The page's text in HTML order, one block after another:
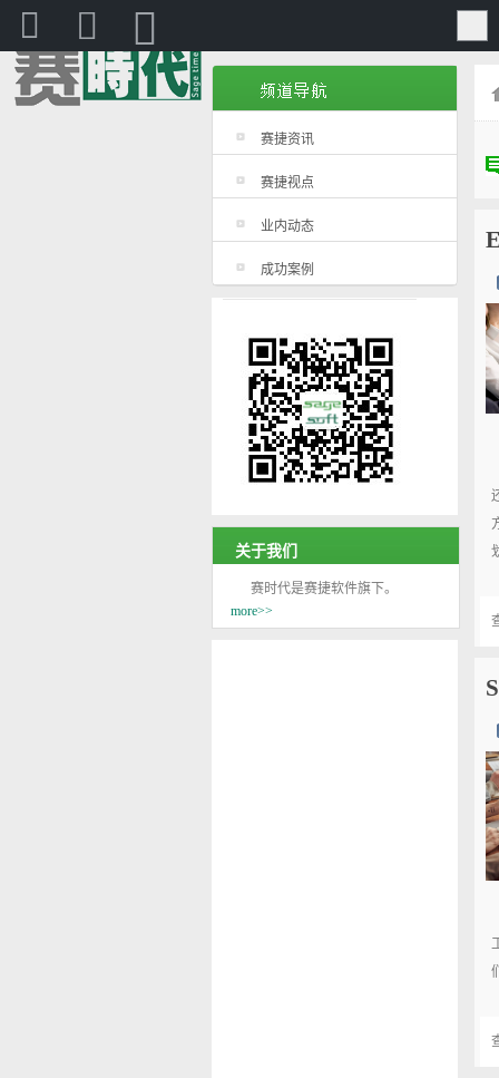
赛捷资讯
赛捷视点
业内动态
成功案例
关于我们
赛时代是赛捷软件旗下。
more>>